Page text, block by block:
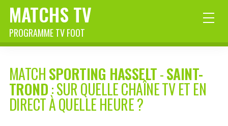
MATCHS TV
PROGRAMME TV FOOT
MATCHSPORTING HASSELT-SAINT-
TROND: SUR QUELLE CHAÎNE TV ET EN
DIRECT À QUELLE HEURE ?